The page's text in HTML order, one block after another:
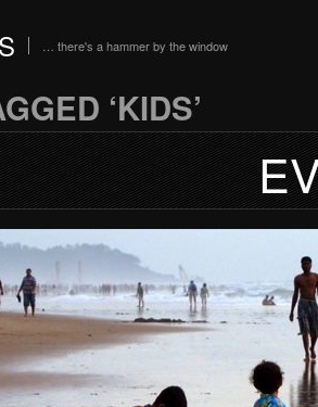
… there's a hammer by the window
‘KIDS’